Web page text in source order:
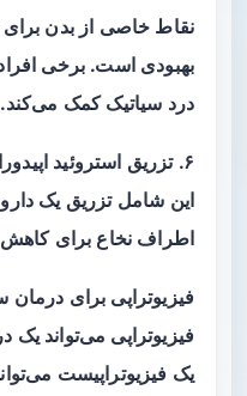
نقاط خاصی از بدن
بهبودی است. برخی
درد سیاتیک کمک می‌کند.
۶. تزریق استروئید اپیدورال
این شامل تزریق یک
اطراف نخاع برای
فیزیوتراپی برای درمان
فیزیوتراپی می‌تواند یک
یک فیزیوتراپیست